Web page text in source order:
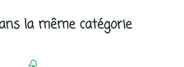
la même catégorie